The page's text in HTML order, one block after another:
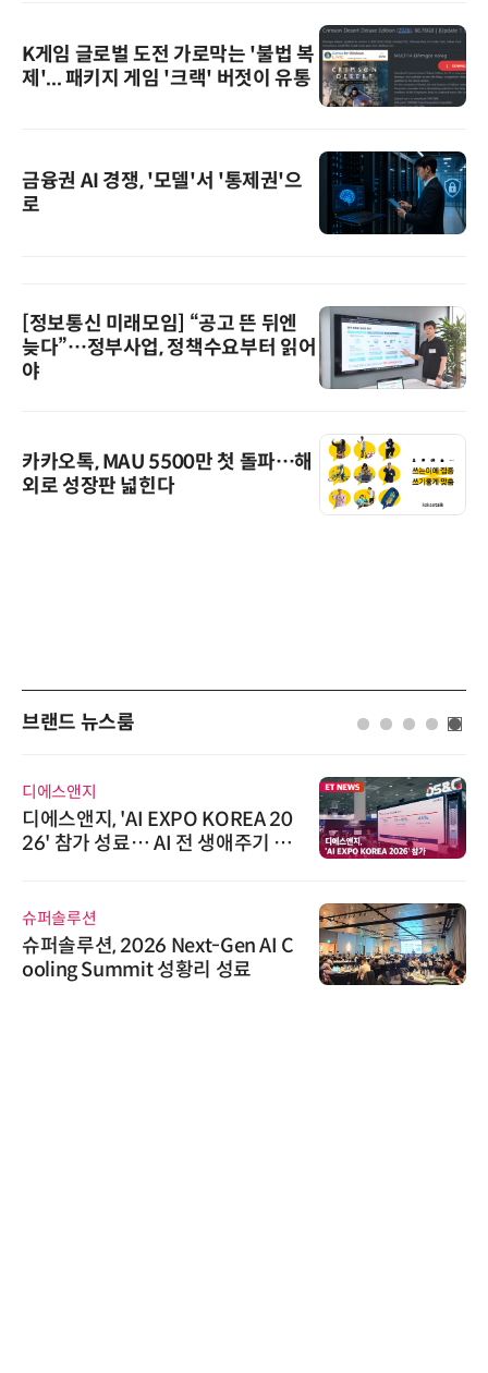
K게임 글로벌 도전 가로막는 '불법 복
제'... 패키지 게임 '크랙' 버젓이 유통
금융권 AI 경쟁, '모델'서 '통제권'으
로
[정보통신 미래모임] “공고 뜬 뒤엔
늦다”…정부사업, 정책수요부터 읽어
야
카카오톡, MAU 5500만 첫 돌파…해
외로 성장판 넓힌다
브랜드 뉴스룸
디에스앤지
디에스앤지, 'AI EXPO KOREA 20
26' 참가 성료… AI 전 생애주기 아
슈퍼솔루션
슈퍼솔루션, 2026 Next-Gen AI C
ooling Summit 성황리 성료